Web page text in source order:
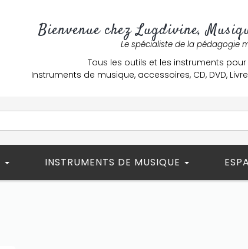
Bienvenue chez Lugdivine,
Le spécialiste de la pédagogie
Tous les outils et les instruments
Instruments de musique, accessoires, CD, DVD,
INSTRUMENTS DE MUSIQUE